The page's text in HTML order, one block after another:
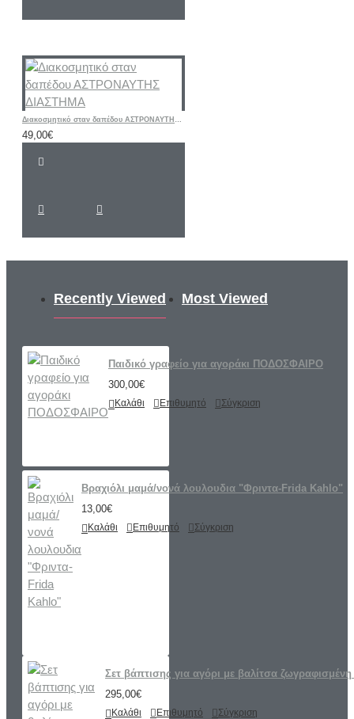
Διακοσμητικό σταν δαπέδου ΑΣΤΡΟΝΑΥΤΗΣ ΔΙΑΣΤΗΜΑ
49,00€
Recently Viewed Most Viewed
Παιδικό γραφείο για αγοράκι ΠΟΔΟΣΦΑΙΡΟ
300,00€
Καλάθι Επιθυμητό Σύγκριση
Βραχιόλι μαμά/νονά λουλουδια "Φριντα-Frida Kahlo"
13,00€
Καλάθι Επιθυμητό Σύγκριση
Σετ βάπτισης για αγόρι με βαλίτσα
295,00€
Καλάθι Επιθυμητό Σύγκριση